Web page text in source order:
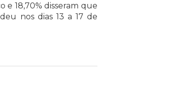
e 18,70% disseram que
nos dias 13 a 17 de